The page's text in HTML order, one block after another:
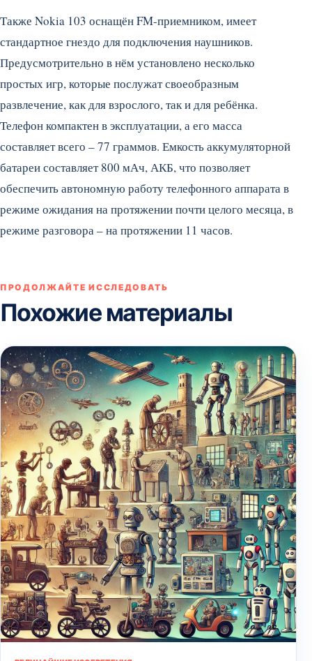
Также Nokia 103 оснащён FM-приемником, имеет
стандартное гнездо для подключения наушников.
Предусмотрительно в нём установлено несколько
простых игр, которые послужат своеобразным
развлечение, как для взрослого, так и для ребёнка.
Телефон компактен в эксплуатации, а его масса
составляет всего – 77 граммов. Емкость аккумуляторной
батареи составляет 800 мАч, АКБ, что позволяет
обеспечить автономную работу телефонного аппарата в
режиме ожидания на протяжении почти целого месяца, в
режиме разговора – на протяжении 11 часов.
ПРОДОЛЖАЙТЕ ИССЛЕДОВАТЬ
Похожие материалы